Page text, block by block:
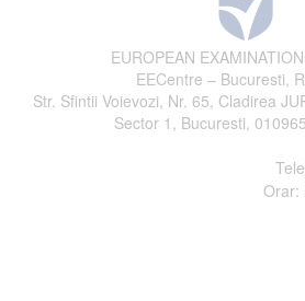
EUROPEAN
EECentre – Bucuresti,
Str. Sfintii Voievozi, Nr. 65, Cladirea
Sector 1, Bucuresti,
Orar: